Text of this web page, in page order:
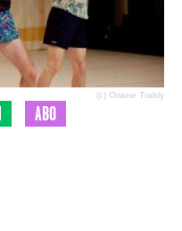
(c) Oriane Trably
ABO